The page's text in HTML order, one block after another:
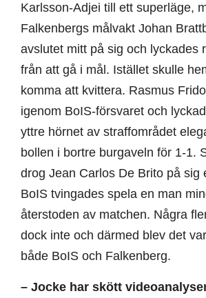
Karlsson-Adjei till ett superläge,
Falkenbergs målvakt Johan
avslutet mitt på sig och lyckades
från att gå i mål. Istället skulle
komma att kvittera. Rasmus
igenom BoIS-försvaret och
yttre hörnet av straffområdet
bollen i bortre burgaveln för 1-1.
drog Jean Carlos De Brito på sig
BoIS tvingades spela en man
återstoden av matchen. Några
dock inte och därmed blev det
både BoIS och Falkenberg.
– Jocke har skött